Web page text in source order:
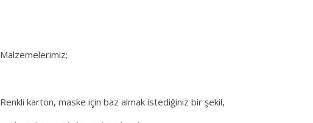
Malzemelerimiz;
Renkli karton, maske için baz almak istediğiniz bir şekil,